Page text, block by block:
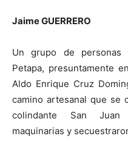
Jaime GUERRERO
Un grupo de personas
Petapa, presuntamente
Aldo Enrique Cruz
camino artesanal que se
colindante San Juan
maquinarias y